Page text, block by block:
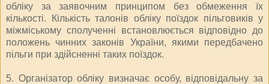
обліку за заявочним принципом без обмеження їх
кількості. Кількість талонів обліку поїздок пільговиків у
міжміському сполученні встановлюється відповідно до
положень чинних законів України, якими передбачено
пільги при здійсненні таких поїздок.
5. Організатор обліку визначає особу, відповідальну за